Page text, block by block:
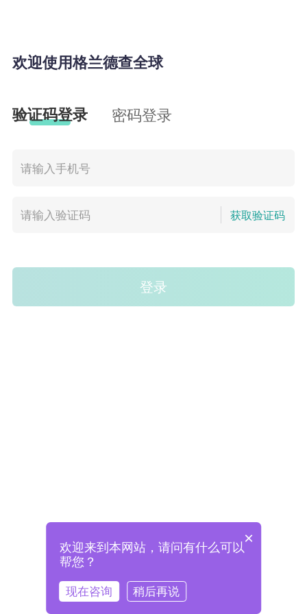
欢迎使用格兰德查全球
验证码登录 密码登录
获取验证码
登录
登录即表示已阅读并同意《格兰德官网用户协议》
×
欢迎来到本网站，请问有什么可以
帮您？
现在咨询 稍后再说